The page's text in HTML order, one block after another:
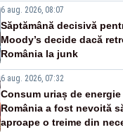
6 aug. 2026, 08:07
Săptămână decisivă
Moody’s decide dacă
România la junk
6 aug. 2026, 07:32
Consum uriaș de
România a fost nevoită
aproape o treime din